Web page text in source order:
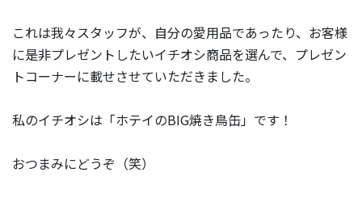
これは我々スタッフが、自分の愛用品であったり、お客様
に是非プレゼントしたいイチオシ商品を選んで、プレゼン
トコーナーに載せさせていただきました。
私のイチオシは「ホテイのBIG焼き鳥缶」です！
おつまみにどうぞ（笑）